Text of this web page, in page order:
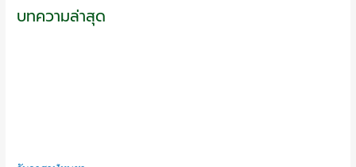
บทความล่าสุด